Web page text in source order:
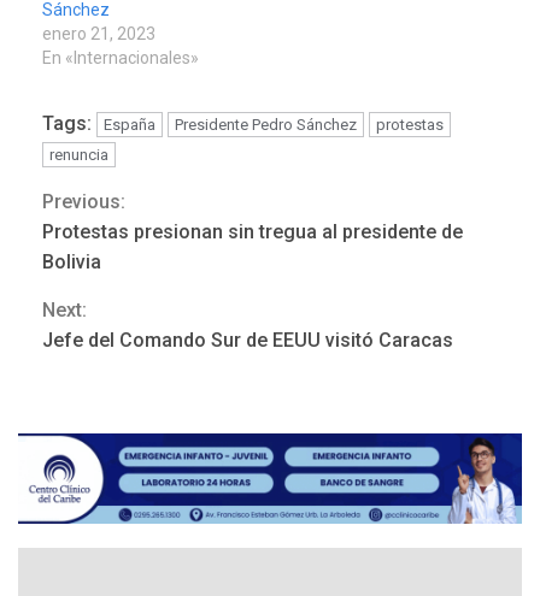
Sánchez
enero 21, 2023
En «Internacionales»
Tags: España Presidente Pedro Sánchez
protestas
renuncia
Continue
Reading
Previous:
Protestas presionan sin tregua al presidente de
Bolivia
Next:
Jefe del Comando Sur de EEUU visitó Caracas
3
ÚLTIMA HORA
4
nueva mesa de diálogo
INTERNACIONALES ÚLTIMA HORA